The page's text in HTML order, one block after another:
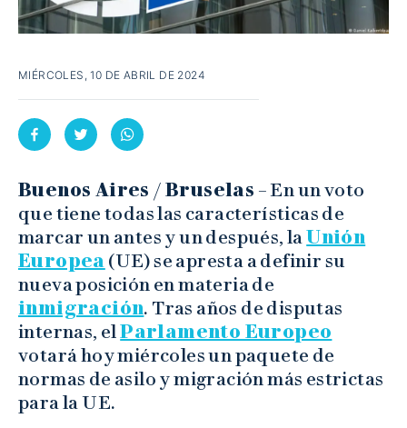
MIÉRCOLES, 10 DE ABRIL DE 2024
Buenos Aires / Bruselas – En un voto
que tiene todas las características de
marcar un antes y un después, laUnión
Europea (UE) se apresta a definir su
nueva posición en materia de
inmigración. Tras años de disputas
internas, elParlamento Europeo
votará hoy miércoles un paquete de
normas de asilo y migración más estrictas
para la UE.